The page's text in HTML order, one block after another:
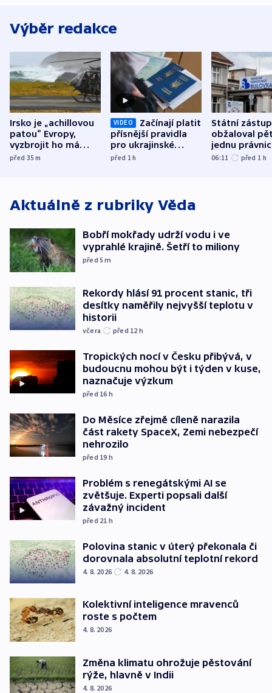
Výběr redakce
Irsko je „achillovou
patou“ Evropy,
vyzbrojit ho má
Francie
před 35m
VIDEO
Začínají platit
přísnější pravidla
pro ukrajinské
uprchlíky
před 1h
Státní
obžaloval
jednu
osobu v
06:11 před 1 h
Aktuálně z rubriky Věda
Bobří mokřady udrží vodu i ve
vyprahlé krajině. Šetří to miliony
před 5m
Rekordy hlásí 91 procent stanic, tři
desítky naměřily nejvyšší teplotu v
historii
včera před 12 h
Tropických nocí v Česku přibývá, v
budoucnu mohou být i týden v kuse,
naznačuje výzkum
před 16 h
Do Měsíce zřejmě cíleně narazila
část rakety SpaceX, Zemi nebezpečí
nehrozilo
před 19 h
Problém s renegátskými AI se
zvětšuje. Experti popsali další
závažný incident
před 21 h
Polovina stanic v úterý překonala či
dorovnala absolutní teplotní rekord
4. 8. 2026 4. 8. 2026
Kolektivní inteligence mravenců
roste s počtem
4. 8. 2026
Změna klimatu ohrožuje pěstování
rýže, hlavně v Indii
4. 8. 2026